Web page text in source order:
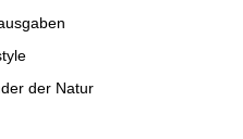
der Natur